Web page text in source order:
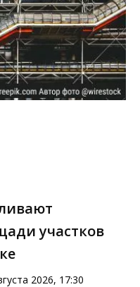
участков
2026, 17:30